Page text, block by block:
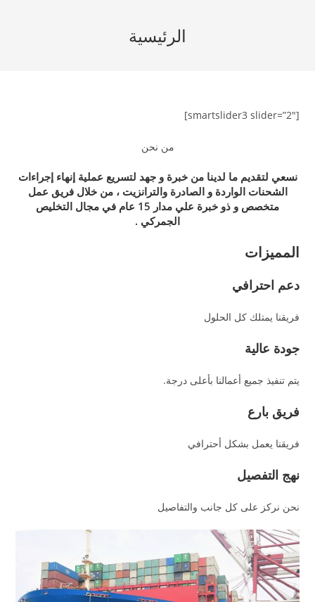
الرئيسية
[smartslider3 slider=”2″]
من نحن
نسعي لتقديم ما لدينا من خبرة و جهد لتسريع عملية إنهاء إجراءات
الشحنات الواردة و الصادرة والترانزيت ، من خلال فريق عمل
متخصص و ذو خبرة علي مدار 15 عام في مجال التخليص
الجمركي .
المميزات
دعم احترافي
فريقنا يمتلك كل الحلول
جودة عالية
يتم تنفيذ جميع أعمالنا بأعلى درجة.
فريق بارع
فريقنا يعمل بشكل أحترافي
نهج التفصيل
نحن نركز على كل جانب والتفاصيل